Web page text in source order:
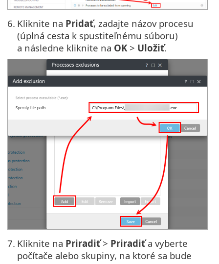
6. Kliknite na Pridať, zadajte názov procesu
(úplná cesta k spustiteľnému súboru)
a následne kliknite na OK > Uložiť.
7. Kliknite na Priradiť> Priradiťa vyberte
počítače alebo skupiny, na ktoré sa bude